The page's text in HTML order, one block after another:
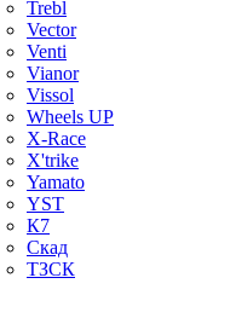
Trebl
Vector
Venti
Vianor
Vissol
Wheels UP
X-Race
X'trike
Yamato
YST
К7
Скад
ТЗСК